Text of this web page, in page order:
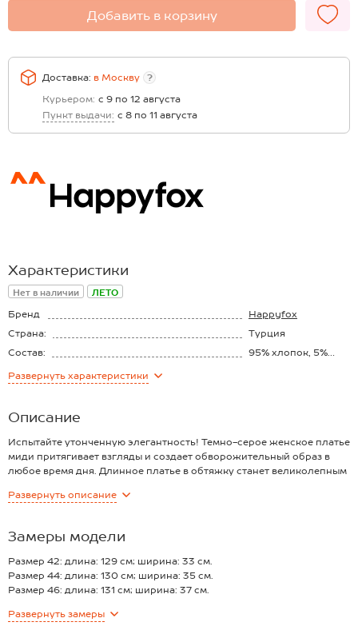
Добавить в корзину
Доставка: в Москву
?
Курьером: с 9 по 12 августа
Пункт выдачи: с 8 по 11 августа
Характеристики
Нет в наличии ЛЕТО
Бренд
Happyfox
Страна:
Турция
Состав:
95% хлопок, 5%
Материал:
Развернуть характеристики
Описание
Испытайте утонченную элегантность! Темно-серое женское платье
миди притягивает взгляды и создает обворожительный образ в
любое время дня. Длинное платье в обтяжку станет великолепным
каждому шагу.
Дышащее хлопковое полотно дарит мягкость и комфорт. Эластан
добавляет модели эластичность, поддерживая идеальную посадку
по фигуре и лёгкость движений.
Облегающее платье с воротником стойкой и короткими рукавами
добавляет визуальной динамики и женственности, делая данный
Развернуть описание
Замеры модели
Размер 42: длина: 129 см; ширина: 33 см.
Размер 44: длина: 130 см; ширина: 35 см.
Размер 46: длина: 131 см; ширина: 37 см.
*замеры выборочные, могут незначительно отличаться.
Развернуть замеры